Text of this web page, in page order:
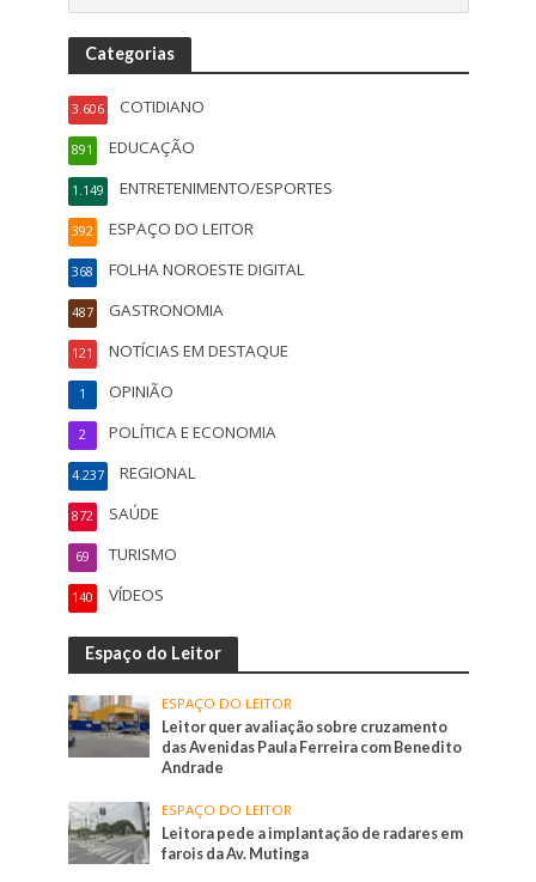
Categorias
COTIDIANO
3.606
EDUCAÇÃO
891
ENTRETENIMENTO/ESPORTES
1.149
ESPAÇO DO LEITOR
392
FOLHA NOROESTE DIGITAL
368
GASTRONOMIA
487
NOTÍCIAS EM DESTAQUE
121
OPINIÃO
1
POLÍTICA E ECONOMIA
2
REGIONAL
4.237
SAÚDE
872
TURISMO
69
VÍDEOS
140
Espaço do Leitor
ESPAÇO DO LEITOR
Leitor quer avaliação sobre cruzamento
das Avenidas Paula Ferreira com Benedito
Andrade
ESPAÇO DO LEITOR
Leitora pede a implantação de radares em
farois da Av. Mutinga